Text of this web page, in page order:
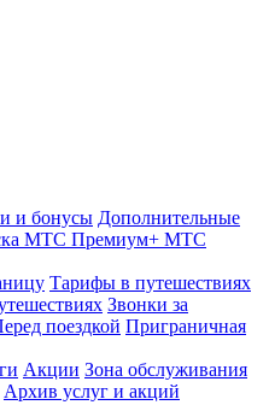
и бонусы Дополнительные
МТС Премиум+ МТС
Тарифы в путешествиях
Звонки за
поездкой Приграничная
Акции Зона обслуживания
Архив услуг и акций